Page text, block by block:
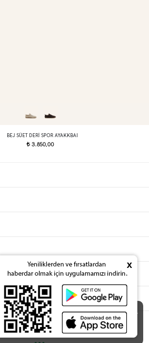
BEJ SÜET DERI SPOR AYAKKBAI
t3.850,00
için yasal düzenlemelere uygun çerezler
Detaylı bilgiyeGizlilik ve Çerez Politikası
x